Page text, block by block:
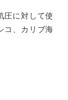
圧に対して使
コ、カリブ海